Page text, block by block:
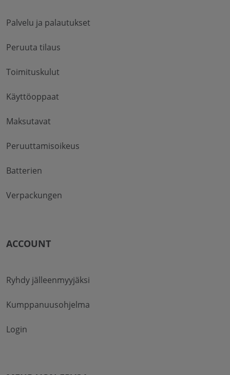
Palvelu ja palautukset
Peruuta tilaus
Toimituskulut
Käyttöoppaat
Maksutavat
Peruuttamisoikeus
Batterien
Verpackungen
ACCOUNT
Ryhdy jälleenmyyjäksi
Kumppanuusohjelma
Login